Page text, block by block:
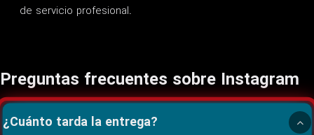
de servicio profesional.
Preguntas frecuentes sobre Instagram
¿Cuánto tarda la entrega?